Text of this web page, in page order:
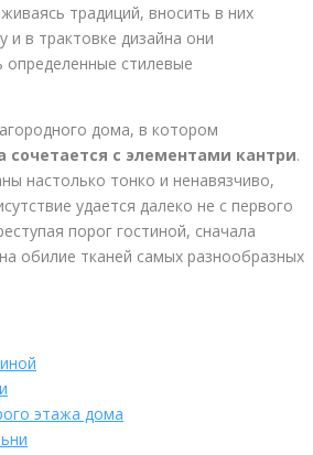
традиций, вносить в них
и в трактовке дизайна они
определенные стилевые
дома, в котором
сочетается с элементами кантри.
настолько тонко и ненавязчиво,
удается далеко не с первого
порог гостиной, сначала
обилие тканей самых разнообразных
этажа дома